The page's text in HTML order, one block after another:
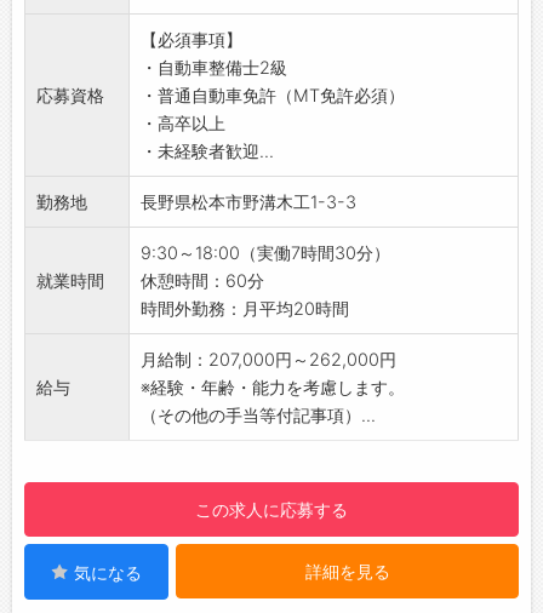
きワンストップサービスでお客様に不自由させ
ない組織体であり続けることを目指していま
す！
【先輩社員の声】
▼2017年入社のオートサービスメカニック（自
動車整備士）から、入社を目指す未来の同僚に
向けてメッセージ
一緒に仕事をして、お客様から「ありがとう」
と感謝の思いをいただきませんか？
車の整備は難しそうと思うことあるかもしれま
せんが、大丈夫です！
ることと同じだと思っています。
私も含め、たくさんの先輩たちがサポートして
くれます。
さい。待ってます！
【取扱メーカー】
レクサス、トヨタ、日産、ホンダ、マツダ、ス
バル、スズキ、三菱自動車、ダイハツ、
メルセデス・ベンツ、BMW、アウディ、フォル
※1日の整備目安台数：3台～4台
【残業時間の削減への取り組み】
■労務管理を徹底！
・入庫管理システムで入庫を管理し、1日当たり
の作業を均一にしています。
・作業マニュアルを全国統一化しています！
【社内外の充実した研修研修あり！】
・技術向上に向けた会社のサポートが手厚いで
・各自動車メーカー別に専門知識や技術を習得
していただくためのトレーニングや、新しいモ
デル発表時の試走会や商品別研修に参加して、
知識を得ていただきます◎
・複数あるコンテストに出場して、実力を試さ
れる方も多いです！
・フレッシュマンリーダー制度（OJT制度）
・資格取得に向けた研修（支店ごとに計画）
・メーカー主催の研修（年齢や整備の経験年数
に応じた社員を選出して計画的に参加）
応募資格
【必須事項】
・自動車整備士2級
・普通自動車免許（MT免許必須）
・高卒以上
・未経験者歓迎...
勤務地 長野県松本市野溝木工1-3-3
就業時間
9:30～18:00（実働7時間30分）
休憩時間：60分
時間外勤務：月平均20時間
給与
月給制：207,000円～262,000円
※経験・年齢・能力を考慮します。
（その他の手当等付記事項）...
この求人に応募する
気になる 詳細を見る